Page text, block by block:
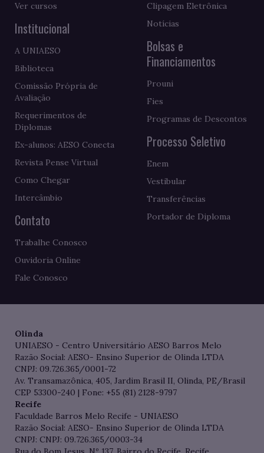
Ver cursos
Institucional
A UNIAESO
Biblioteca
Comissão Própria de
Avaliação
Requerimentos de
Diplomas
Ex-alunos: AESO Conecta
Revista Pense Virtual
Como Chegar
Intercâmbio
Contato
Trabalhe Conosco
Ouvidoria Online
Fale Conosco
Clipagem Eletrônica
Notícias
Bolsas e
Financiamentos
Prouni
Fies
Programas de Descontos
Processo Seletivo
Enem
Vestibular
Transferências
Portador de Diploma
Olinda
UNIAESO - Centro Universitário AESO Barros Melo
Razão Social: AESO- Ensino Superior de Olinda LTDA
CNPJ: 09.726.365/0001-72
Av. Transamazônica, 405, Jardim Brasil II, Olinda, PE/Brasil
CEP 53300-240 | Fone: +55 (81) 2128-9797
Recife
Faculdade Barros Melo Recife - UNIAESO
Razão Social: AESO- Ensino Superior de Olinda LTDA
CNPJ: CNPJ: 09.726.365/0003-34